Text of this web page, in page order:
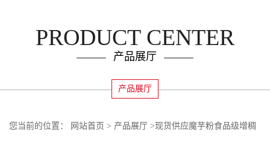
PRODUCT CENTER
产品展厅
产品展厅
您当前的位置： 网站首页 > 产品展厅 >现货供应魔芋粉食品级增稠